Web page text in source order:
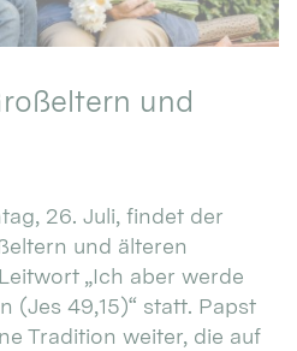
und
26. Juli, findet der
und älteren
„Ich aber werde
(Jes 49,15)“ statt. Papst
Tradition weiter, die auf